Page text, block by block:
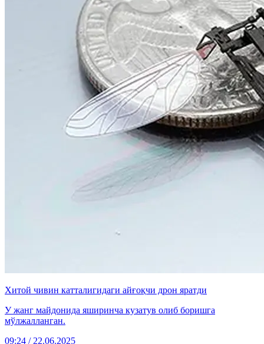
Хитой чивин катталигидаги айғоқчи дрон яратди
У жанг майдонида яширинча кузатув олиб боришга
мўлжалланган.
09:24 / 22.06.2025